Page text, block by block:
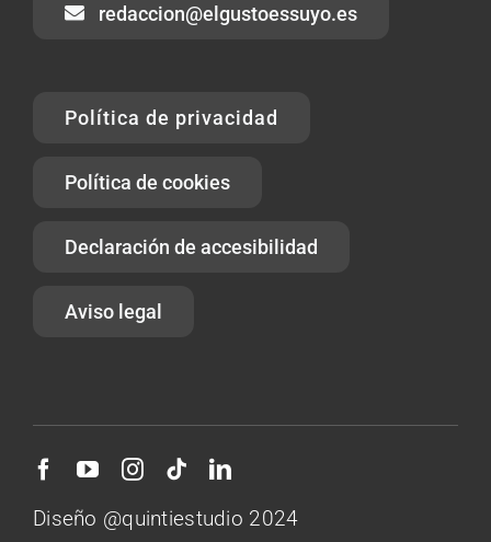
redaccion@elgustoessuyo.es
Política de privacidad
Política de cookies
Declaración de accesibilidad
Aviso legal
Diseño @quintiestudio 2024